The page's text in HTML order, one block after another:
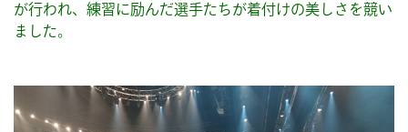
が行われ、練習に励んだ選手たちが着付けの美しさを競い
ました。